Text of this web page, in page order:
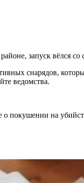
запуск вёлся
снарядов,
ведомства.
о покушении на